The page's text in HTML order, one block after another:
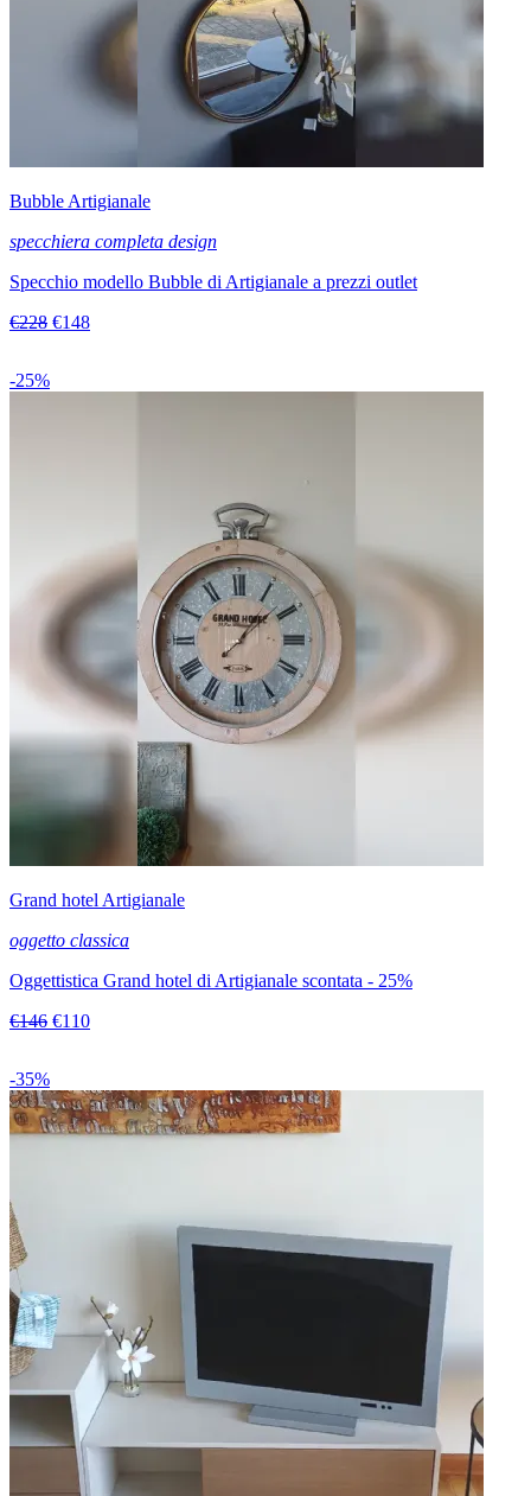
Bubble Artigianale
specchiera completa design
Specchio modello Bubble di Artigianale a prezzi outlet
€228 €148
-25%
Grand hotel Artigianale
oggetto classica
Oggettistica Grand hotel di Artigianale scontata - 25%
€146 €110
-35%